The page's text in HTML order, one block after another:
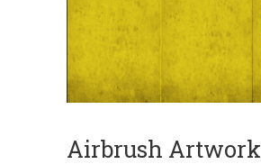
Airbrush Artwork